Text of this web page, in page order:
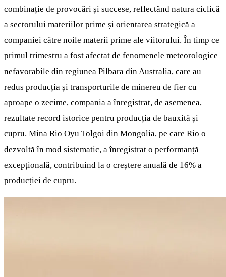
combinație de provocări și succese, reflectând natura ciclică
a sectorului materiilor prime și orientarea strategică a
companiei către noile materii prime ale viitorului. În timp ce
primul trimestru a fost afectat de fenomenele meteorologice
nefavorabile din regiunea Pilbara din Australia, care au
redus producția și transporturile de minereu de fier cu
aproape o zecime, compania a înregistrat, de asemenea,
rezultate record istorice pentru producția de bauxită și
cupru. Mina Rio Oyu Tolgoi din Mongolia, pe care Rio o
dezvoltă în mod sistematic, a înregistrat o performanță
excepțională, contribuind la o creștere anuală de 16% a
producției de cupru.